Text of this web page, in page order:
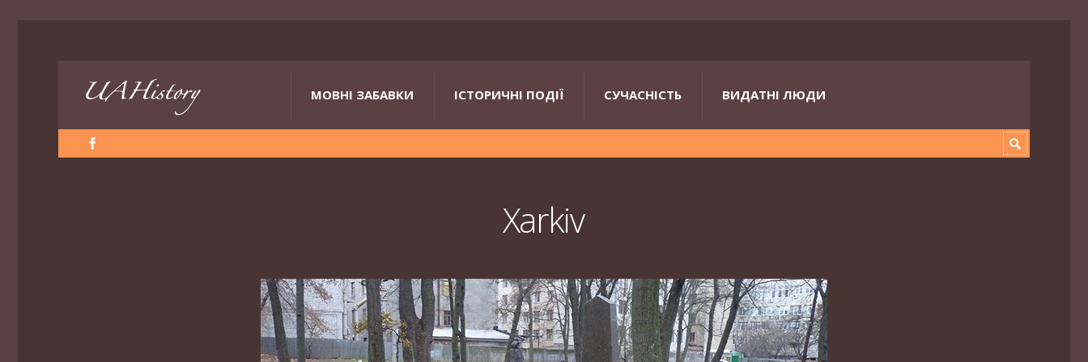
МОВНІ ЗАБАВКИ ІСТОРИЧНІ ПОДІЇ СУЧАСНІСТЬ ВИДАТНІ ЛЮДИ
Xarkiv